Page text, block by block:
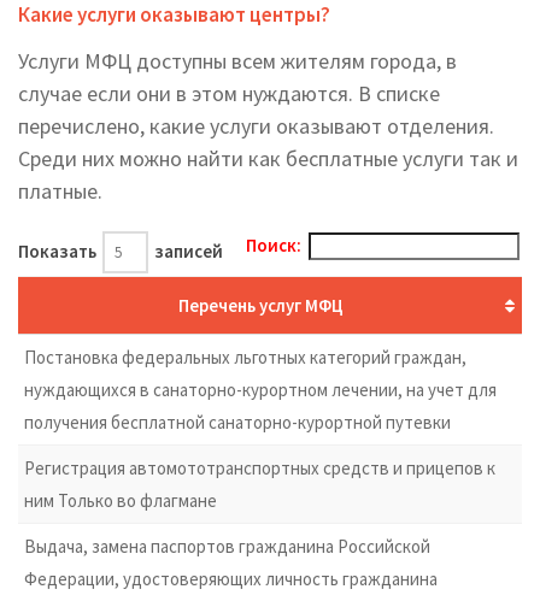
Какие услуги оказывают центры?
Услуги МФЦ доступны всем жителям города, в
случае если они в этом нуждаются. В списке
перечислено, какие услуги оказывают отделения.
Среди них можно найти как бесплатные услуги так и
платные.
Показать записей Поиск:
Перечень услуг МФЦ
Постановка федеральных льготных категорий граждан,
нуждающихся в санаторно-курортном лечении, на учет для
получения бесплатной санаторно-курортной путевки
Регистрация автомототранспортных средств и прицепов к
ним Только во флагмане
Выдача, замена паспортов гражданина Российской
Федерации, удостоверяющих личность гражданина